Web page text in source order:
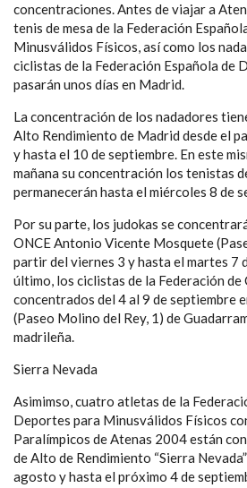
concentraciones. Antes de viajar a
tenis de mesa de la Federación
Minusválidos Físicos, así como los
ciclistas de la Federación Española de
pasarán unos días en Madrid.
La concentración de los nadadores
Alto Rendimiento de Madrid desde el
y hasta el 10 de septiembre. En este
mañana su concentración los tenistas
permanecerán hasta el miércoles 8 de
Por su parte, los judokas se
ONCE Antonio Vicente Mosquete
partir del viernes 3 y hasta el martes 7
último, los ciclistas de la Federación de
concentrados del 4 al 9 de septiembre
(Paseo Molino del Rey, 1) de
madrileña.
Sierra Nevada
Asimimso, cuatro atletas de la
Deportes para Minusválidos Físicos
Paralímpicos de Atenas 2004 están
de Alto de Rendimiento “Sierra
agosto y hasta el próximo 4 de